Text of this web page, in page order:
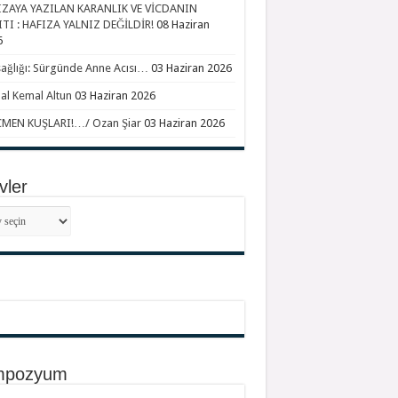
YAZILAN KARANLIK VE VİCDANIN
: HAFIZA YALNIZ DEĞİLDİR! 08 Haziran
Sürgünde Anne Acısı… 03 Haziran 2026
Kemal Altun 03 Haziran 2026
KUŞLARI!…/ Ozan Şiar 03 Haziran 2026